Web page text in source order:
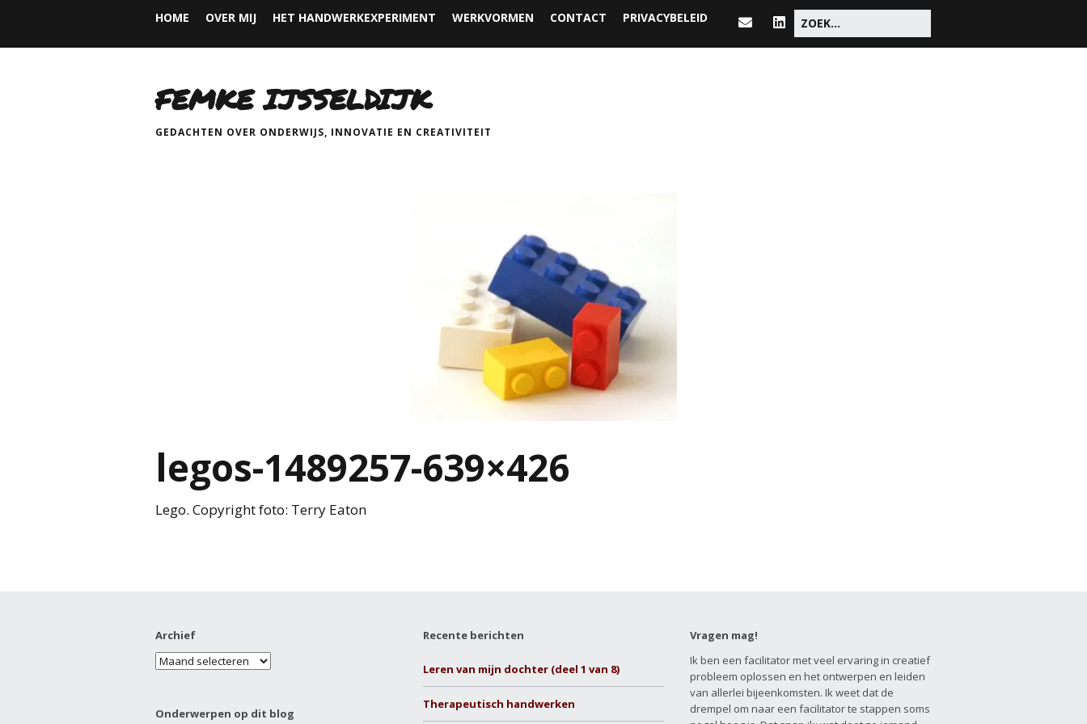
HOME OVER MIJ HET HANDWERKEXPERIMENT WERKVORMEN CONTACT PRIVACYBELEID
FEMKE IJSSELDIJK
GEDACHTEN OVER ONDERWIJS, INNOVATIE EN CREATIVITEIT
legos-1489257-639×426
Lego. Copyright foto: Terry Eaton
Archief
Onderwerpen op dit blog
Recente berichten
Leren van mijn dochter (deel 1 van 8)
Therapeutisch handwerken
Vragen mag!
Ik ben een facilitator met veel ervaring in creatief
probleem oplossen en het ontwerpen en leiden
van allerlei bijeenkomsten. Ik weet dat de
drempel om naar een facilitator te stappen soms